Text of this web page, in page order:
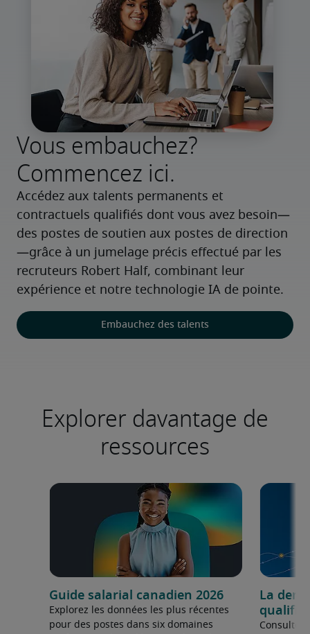
Vous embauchez?
Commencez ici.
Accédez aux talents permanents et
contractuels qualifiés dont vous avez besoin—
des postes de soutien aux postes de direction
—grâce à un jumelage précis effectué par les
recruteurs Robert Half, combinant leur
expérience et notre technologie IA de pointe.
Embauchez des talents
Explorer davantage de
ressources
Guide salarial canadien 2026
Explorez les données les plus récentes
pour des postes dans six domaines
La
qualifié
Consultez